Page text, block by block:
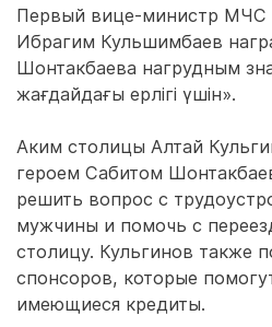
Первый вице-министр МЧС
Ибрагим Кульшимбаев
Шонтакбаева нагрудным
жағдайдағы ерлігі үшін».
Аким столицы Алтай
героем Сабитом
решить вопрос с
мужчины и помочь с
столицу. Кульгинов также
спонсоров, которые
имеющиеся кредиты.